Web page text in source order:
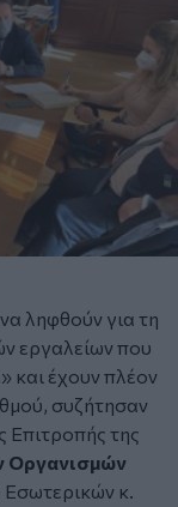
ληφθούν για τη
εργαλείων που
» και έχουν πλέον
συζήτησαν
Επιτροπής της
Οργανισμών
κ.